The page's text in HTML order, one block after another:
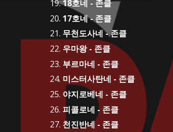
18호네 - 존클
17호네 - 존클
무천도사네 - 존클
우마왕 - 존클
부르마네 - 존클
미스터사탄네 - 존클
야지로베네 - 존클
피콜로네 - 존클
천진반네 - 존클